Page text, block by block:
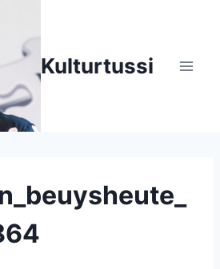
Kulturtussi